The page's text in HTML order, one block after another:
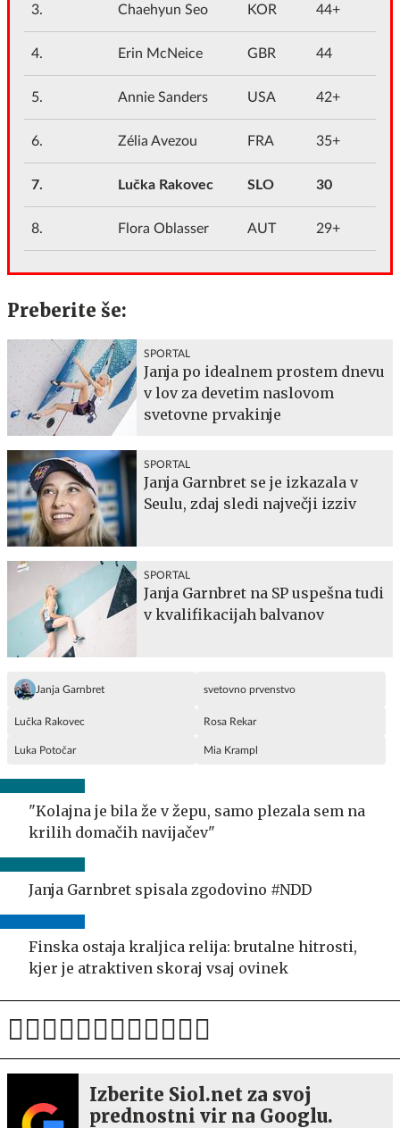
3. Chaehyun Seo KOR 44+
4. Erin McNeice GBR 44
5. Annie Sanders USA 42+
6. Zélia Avezou FRA 35+
7. Lučka Rakovec SLO 30
8. Flora Oblasser AUT 29+
Preberite še:
SPORTAL
Janja po idealnem prostem dnevu
v lov za devetim naslovom
svetovne prvakinje
SPORTAL
Janja Garnbret se je izkazala v
Seulu, zdaj sledi največji izziv
SPORTAL
Janja Garnbret na SP uspešna tudi
v kvalifikacijah balvanov
Janja Garnbret svetovno prvenstvo
Lučka Rakovec Rosa Rekar
Luka Potočar Mia Krampl
"Kolajna je bila že v žepu, samo plezala sem na
krilih domačih navijačev"
Janja Garnbret spisala zgodovino #NDD
Finska ostaja kraljica relija: brutalne hitrosti,
kjer je atraktiven skoraj vsaj ovinek
Izberite Siol.net za svoj
prednostni vir na Googlu.